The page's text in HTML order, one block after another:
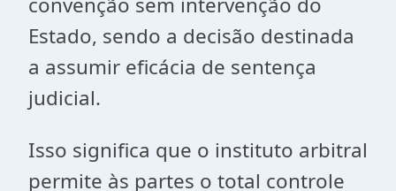
Estado, sendo a decisão destinada
a assumir eficácia de sentença
judicial.
Isso significa que o instituto arbitral
permite às partes o total controle